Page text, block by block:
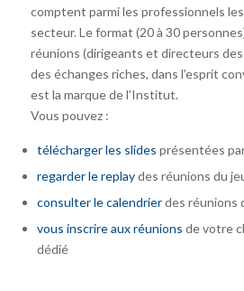
comptent parmi les professionnels
secteur. Le format (20 à 30
réunions (dirigeants et directeurs
des échanges riches, dans l’esprit
est la marque de l’Institut.
Vous pouvez :
télécharger les slides présentées
regarder le replaydes réunions du
consulter le calendrierdes réunions
vous inscrire aux réunions de votre
dédié